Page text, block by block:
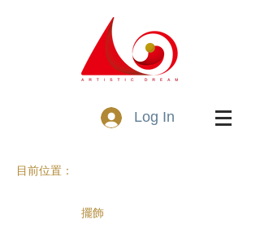
Log In
目前位置：
擺飾